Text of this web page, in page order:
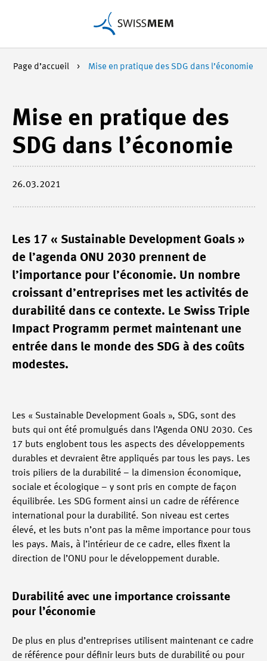
Page d’accueil Mise en pratique des SDG dans l’économie
Mise en pratique des
SDG dans l’économie
26.03.2021
Les 17 « Sustainable Development Goals »
de l’agenda ONU 2030 prennent de
l’importance pour l’économie. Un nombre
croissant d’entreprises met les activités de
durabilité dans ce contexte. Le Swiss Triple
Impact Programm permet maintenant une
entrée dans le monde des SDG à des coûts
modestes.
Les « Sustainable Development Goals », SDG, sont des
buts qui ont été promulgués dans l’Agenda ONU 2030. Ces
17 buts englobent tous les aspects des développements
durables et devraient être appliqués par tous les pays. Les
trois piliers de la durabilité – la dimension économique,
sociale et écologique – y sont pris en compte de façon
équilibrée. Les SDG forment ainsi un cadre de référence
international pour la durabilité. Son niveau est certes
élevé, et les buts n’ont pas la même importance pour tous
les pays. Mais, à l’intérieur de ce cadre, elles fixent la
direction de l’ONU pour le développement durable.
Durabilité avec une importance croissante
pour l’économie
De plus en plus d’entreprises utilisent maintenant ce cadre
de référence pour définir leurs buts de durabilité ou pour